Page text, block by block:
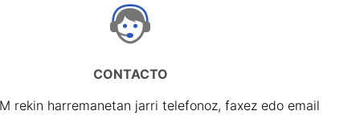
CONTACTO
rekin harremanetan jarri telefonoz, faxez edo email